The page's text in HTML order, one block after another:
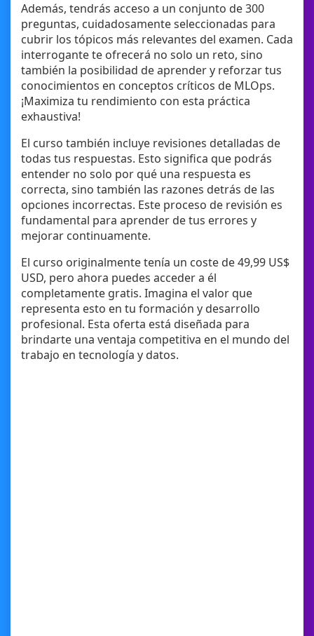
Además, tendrás acceso a un conjunto de 300
preguntas, cuidadosamente seleccionadas para
cubrir los tópicos más relevantes del examen. Cada
interrogante te ofrecerá no solo un reto, sino
también la posibilidad de aprender y reforzar tus
conocimientos en conceptos críticos de MLOps.
¡Maximiza tu rendimiento con esta práctica
exhaustiva!
El curso también incluye revisiones detalladas de
todas tus respuestas. Esto significa que podrás
entender no solo por qué una respuesta es
correcta, sino también las razones detrás de las
opciones incorrectas. Este proceso de revisión es
fundamental para aprender de tus errores y
mejorar continuamente.
El curso originalmente tenía un coste de 49,99 US$
USD, pero ahora puedes acceder a él
completamente gratis. Imagina el valor que
representa esto en tu formación y desarrollo
profesional. Esta oferta está diseñada para
brindarte una ventaja competitiva en el mundo del
trabajo en tecnología y datos.